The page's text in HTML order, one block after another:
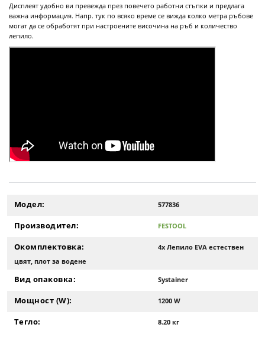
Дисплеят удобно ви превежда през повечето работни стъпки и предлага
важна информация. Напр. тук по всяко време се вижда колко метра ръбове
могат да се обработят при настроените височина на ръб и количество
лепило.
Модел: 577836
Производител: FESTOOL
Окомплектовка:
4x Лепило EVA естествен
цвят, плот за водене
Вид опаковка: Systainer
Мощност (W): 1200 W
Тегло: 8.20 кг